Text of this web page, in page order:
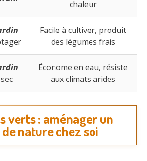
chaleur
Facile à cultiver, produit
des légumes frais
sec
Économe en eau, résiste
aux climats arides
verts : aménager un
nature chez soi